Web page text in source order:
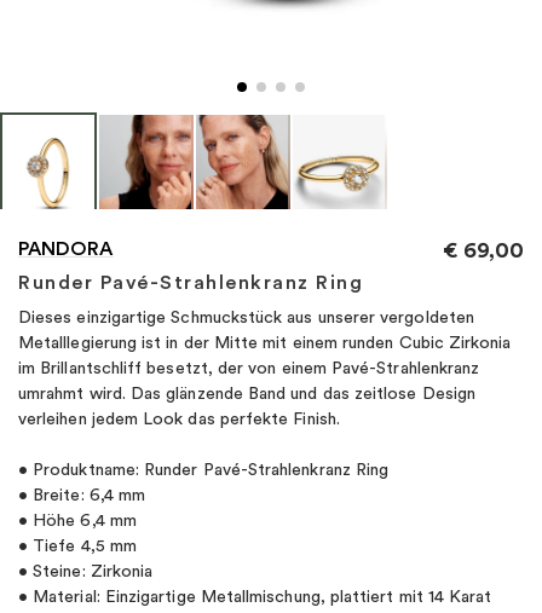
PANDORA
Runder Pavé-Strahlenkranz Ring
€ 69,00
Dieses einzigartige Schmuckstück aus unserer vergoldeten
Metalllegierung ist in der Mitte mit einem runden Cubic Zirkonia
im Brillantschliff besetzt, der von einem Pavé-Strahlenkranz
umrahmt wird. Das glänzende Band und das zeitlose Design
verleihen jedem Look das perfekte Finish.
• Produktname: Runder Pavé-Strahlenkranz Ring
• Breite: 6,4 mm
• Höhe 6,4 mm
• Tiefe 4,5 mm
• Steine: Zirkonia
• Material: Einzigartige Metallmischung, plattiert mit 14 Karat